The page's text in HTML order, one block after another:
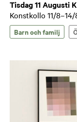
Tisdag 11 Augusti
Konstkollo 11/
Barn och familj